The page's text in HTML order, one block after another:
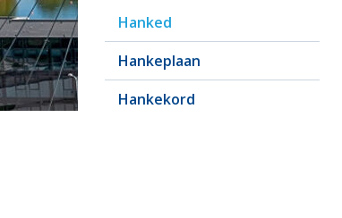
Hanked
Hankeplaan
Hankekord